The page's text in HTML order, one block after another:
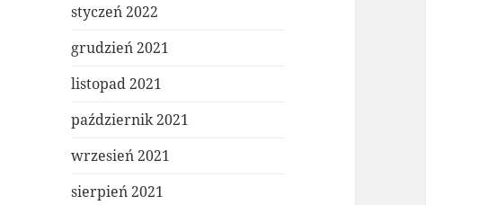
styczeń 2022
grudzień 2021
listopad 2021
październik 2021
wrzesień 2021
sierpień 2021